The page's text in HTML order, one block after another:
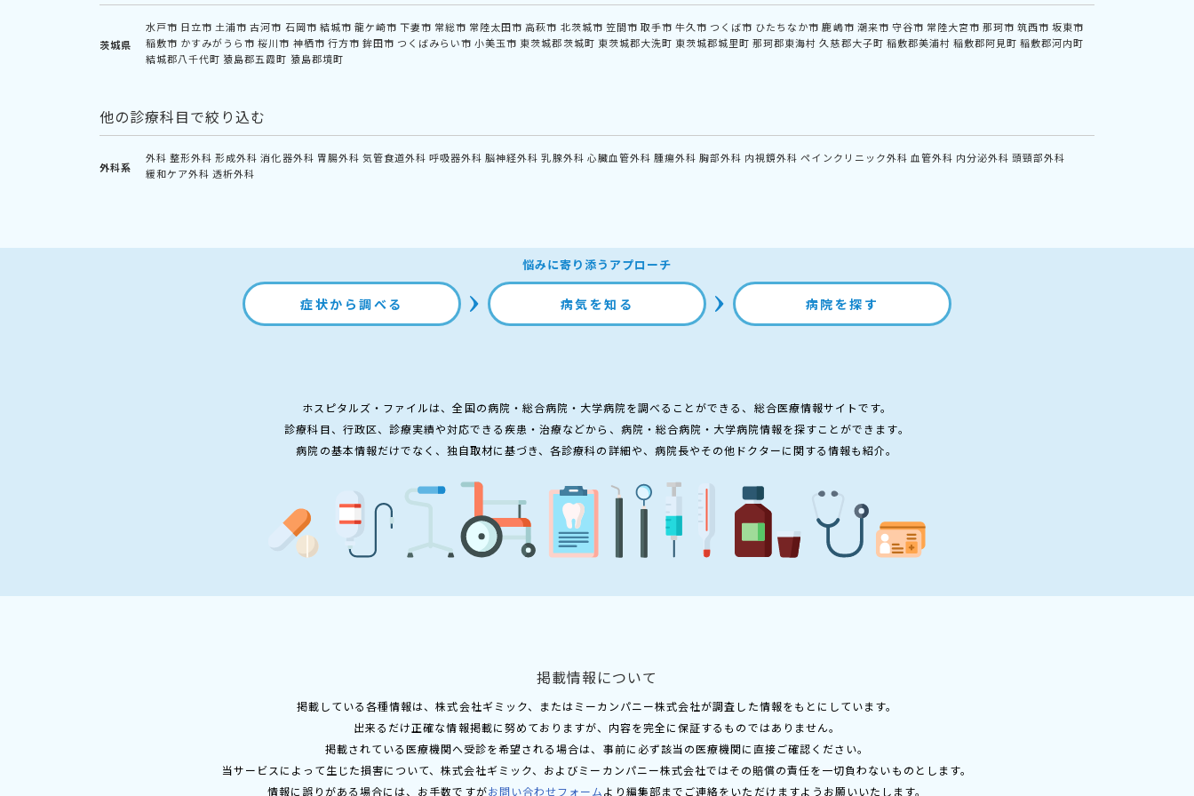
茨城県
水戸市 日立市 土浦市 古河市 石岡市 結城市 龍ケ崎市 下妻市 常総市 常陸太田市 高萩市 北茨城市 笠間市 取手市 牛久市 つくば市 ひたちなか市 鹿嶋市 潮来市 守谷市 常陸大宮市 那珂市 筑西市 坂東市
稲敷市 かすみがうら市 桜川市 神栖市 行方市 鉾田市 つくばみらい市 小美玉市 東茨城郡茨城町 東茨城郡大洗町 東茨城郡城里町 那珂郡東海村 久慈郡大子町 稲敷郡美浦村 稲敷郡阿見町 稲敷郡河内町
結城郡八千代町 猿島郡五霞町 猿島郡境町
他の診療科目で絞り込む
外科系
外科 整形外科 形成外科 消化器外科 胃腸外科 気管食道外科 呼吸器外科 脳神経外科 乳腺外科 心臓血管外科 腫瘍外科 胸部外科 内視鏡外科 ペインクリニック外科 血管外科 内分泌外科 頭頸部外科
緩和ケア外科 透析外科
悩みに寄り添うアプローチ
症状から調べる 病気を知る 病院を探す
ホスピタルズ・ファイルは、全国の病院・総合病院・大学病院を調べることができる、総合医療情報サイトです。
診療科目、行政区、診療実績や対応できる疾患・治療などから、病院・総合病院・大学病院情報を探すことができます。
病院の基本情報だけでなく、独自取材に基づき、各診療科の詳細や、病院長やその他ドクターに関する情報も紹介。
掲載情報について
掲載している各種情報は、株式会社ギミック、またはミーカンパニー株式会社が調査した情報をもとにしています。
出来るだけ正確な情報掲載に努めておりますが、内容を完全に保証するものではありません。
掲載されている医療機関へ受診を希望される場合は、事前に必ず該当の医療機関に直接ご確認ください。
当サービスによって生じた損害について、株式会社ギミック、およびミーカンパニー株式会社ではその賠償の責任を一切負わないものとします。
情報に誤りがある場合には、お手数ですがお問い合わせフォームより編集部までご連絡をいただけますようお願いいたします。